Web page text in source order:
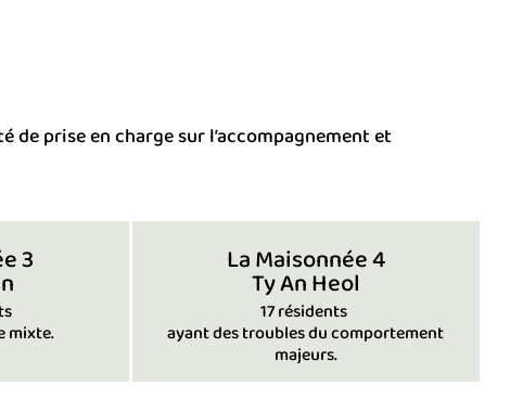
prise en charge sur l’accompagnement et
3
mixte.
La Maisonnée 4
Ty An Heol
17 résidents
ayant des troubles du comportement
majeurs.